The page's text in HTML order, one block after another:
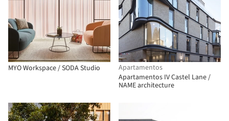
MYO Workspace / SODA Studio
Apartamentos
Apartamentos IV Castel Lane /
NAME architecture